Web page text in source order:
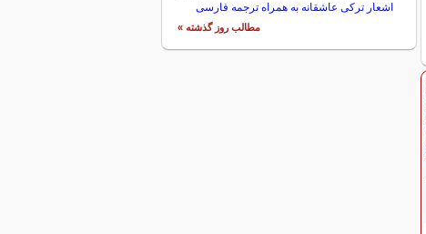
اشعار ترکی عاشقانه به همراه ترجمه فارسی
مطالب روز گذشته »